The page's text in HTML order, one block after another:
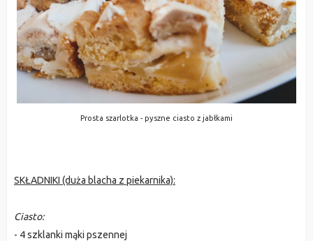
Prosta szarlotka - pyszne ciasto z jabłkami
SKŁADNIKI (duża blacha z piekarnika):
Ciasto:
- 4 szklanki mąki pszennej